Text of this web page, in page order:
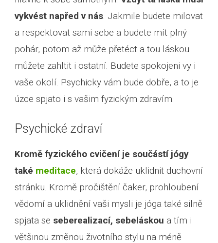
vykvést napřed v nás. Jakmile budete milovat
a respektovat sami sebe a budete mít plný
pohár, potom až může přetéct a tou láskou
můžete zahltit i ostatní. Budete spokojeni vy i
vaše okolí. Psychicky vám bude dobře, a to je
úzce spjato i s vašim fyzickým zdravím.
Psychické zdraví
Kromě fyzického cvičení je součástí jógy
také meditace, která dokáže uklidnit duchovní
stránku. Kromě pročištění čaker, prohloubení
vědomí a uklidnění vaši mysli je jóga také silně
spjata se seberealizací, sebeláskou a tím i
většinou změnou životního stylu na méně